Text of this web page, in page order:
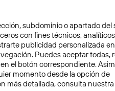
subdominio o apartado del
con fines técnicos,
publicidad personalizada
Puedes aceptar todas,
el botón correspondiente.
momento desde la opción de
más detallada, consulta nuestra